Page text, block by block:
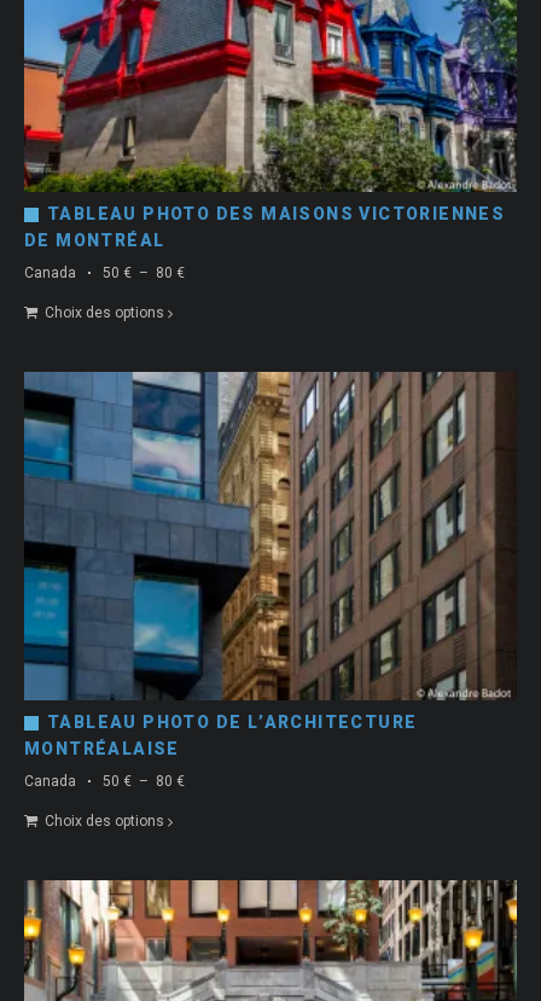
TABLEAU PHOTO DES MAISONS VICTORIENNES
DE MONTRÉAL
Canada
Choix des options
50 € – 80 €Plage
80 €
TABLEAU PHOTO DE L’ARCHITECTURE
MONTRÉALAISE
Canada
Choix des options
50 € – 80 €Plage